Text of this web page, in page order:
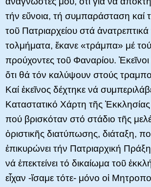
τήν εὔνοια, τή συμπαράσταση
τοῦ Πατριαρχείου στά ἀνατρεπτικά
τολμήματα, ἔκανε «τράμπα» μέ
προύχοντες τοῦ Φαναρίου.
ὅτι θά τόν καλύψουν στούς
Καί ἐκεῖνος δέχτηκε νά
Καταστατικό Χάρτη τῆς
πού βρισκόταν στό στάδιο τῆς
ὁριστικῆς διατύπωσης, διάταξη,
ἐπικυρώνει τήν Πατριαρχική
νά ἐπεκτείνει τό δικαίωμα τοῦ
εἶχαν -ἴσαμε τότε- μόνο οἱ